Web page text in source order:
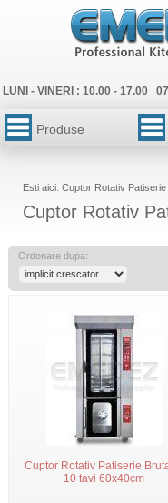
LUNI - VINERI : 10.00 - 17.00
Produse
Esti aici: Cuptor Rotativ
Cuptor Rotativ
Ordonare dupa:
Cuptor Rotativ Patiserie
10 tavi 60x40cm